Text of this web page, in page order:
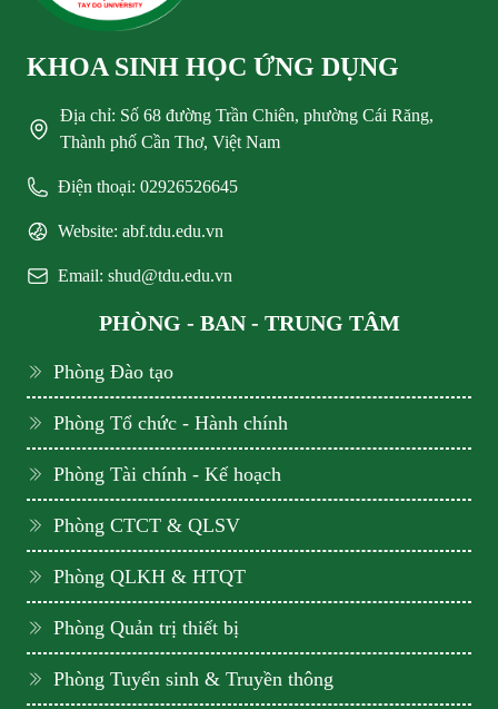
KHOA SINH HỌC ỨNG DỤNG
Địa chỉ: Số 68 đường Trần Chiên, phường Cái Răng,
Thành phố Cần Thơ, Việt Nam
Điện thoại: 02926526645
Website: abf.tdu.edu.vn
Email: shud@tdu.edu.vn
PHÒNG - BAN - TRUNG TÂM
Phòng Đào tạo
Phòng Tổ chức - Hành chính
Phòng Tài chính - Kế hoạch
Phòng CTCT & QLSV
Phòng QLKH & HTQT
Phòng Quản trị thiết bị
Phòng Tuyển sinh & Truyền thông